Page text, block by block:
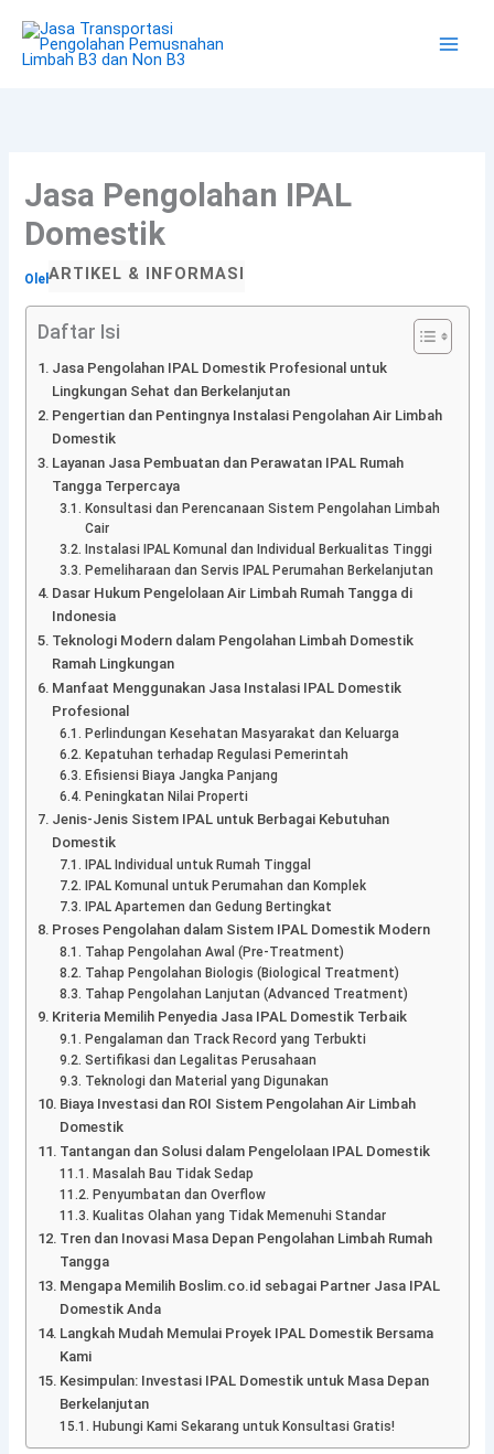
konten
Jasa Pengolahan IPAL
Domestik
OlehBOSLIM /4 Februari 2026
ARTIKEL & INFORMASI
Daftar Isi
Jasa Pengolahan IPAL Domestik Profesional untuk
Lingkungan Sehat dan Berkelanjutan
Pengertian dan Pentingnya Instalasi Pengolahan Air Limbah
Domestik
Layanan Jasa Pembuatan dan Perawatan IPAL Rumah
Tangga Terpercaya
Konsultasi dan Perencanaan Sistem Pengolahan Limbah
Cair
Instalasi IPAL Komunal dan Individual Berkualitas Tinggi
Pemeliharaan dan Servis IPAL Perumahan Berkelanjutan
Dasar Hukum Pengelolaan Air Limbah Rumah Tangga di
Indonesia
Teknologi Modern dalam Pengolahan Limbah Domestik
Ramah Lingkungan
Manfaat Menggunakan Jasa Instalasi IPAL Domestik
Profesional
Perlindungan Kesehatan Masyarakat dan Keluarga
Kepatuhan terhadap Regulasi Pemerintah
Efisiensi Biaya Jangka Panjang
Peningkatan Nilai Properti
Jenis-Jenis Sistem IPAL untuk Berbagai Kebutuhan
Domestik
IPAL Individual untuk Rumah Tinggal
IPAL Komunal untuk Perumahan dan Komplek
IPAL Apartemen dan Gedung Bertingkat
Proses Pengolahan dalam Sistem IPAL Domestik Modern
Tahap Pengolahan Awal (Pre-Treatment)
Tahap Pengolahan Biologis (Biological Treatment)
Tahap Pengolahan Lanjutan (Advanced Treatment)
Kriteria Memilih Penyedia Jasa IPAL Domestik Terbaik
Pengalaman dan Track Record yang Terbukti
Sertifikasi dan Legalitas Perusahaan
Teknologi dan Material yang Digunakan
Biaya Investasi dan ROI Sistem Pengolahan Air Limbah
Domestik
Tantangan dan Solusi dalam Pengelolaan IPAL Domestik
Masalah Bau Tidak Sedap
Penyumbatan dan Overflow
Kualitas Olahan yang Tidak Memenuhi Standar
Tren dan Inovasi Masa Depan Pengolahan Limbah Rumah
Tangga
Mengapa Memilih Boslim.co.id sebagai Partner Jasa IPAL
Domestik Anda
Langkah Mudah Memulai Proyek IPAL Domestik Bersama
Kami
Kesimpulan: Investasi IPAL Domestik untuk Masa Depan
Berkelanjutan
Hubungi Kami Sekarang untuk Konsultasi Gratis!